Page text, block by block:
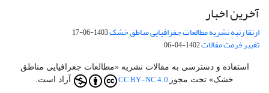
آخرین اخبار
ارتقا رتبه نشریه مطالعات جفرافیایی مناطق خشک1403-06-17
تغییر فرمت مقالات1402-04-06
استفاده و دسترسی به مقالات نشریه «مطالعات جغرافیایی مناطق
خشک» تحت مجوز CC BY-NC 4.0 آزاد است.